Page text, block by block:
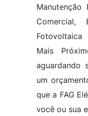
Manutenção
Comercial,
Mais
aguardando
um
que a FAG
você ou sua